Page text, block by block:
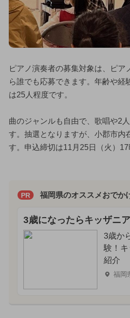
ピアノ演奏者の募集対象は、ピア
ら誰でも応募できます。年齢や経
は25人程度です。
曲のジャンルも自由で、歌唱や2
す。抽選となりますが、小郡市内
す。申込締切は11月25日（火）17
PR 福岡県のオススメおでか
3歳になったらキッザニ
3歳か
験！
紹介
福岡